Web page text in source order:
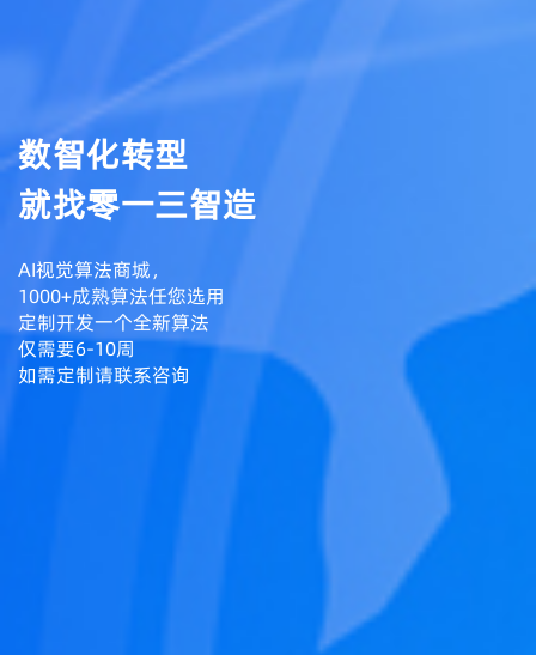
数智化转型
就找零一三智造
AI视觉算法商城，
1000+成熟算法任您选用
定制开发一个全新算法
仅需要6-10周
如需定制请联系咨询